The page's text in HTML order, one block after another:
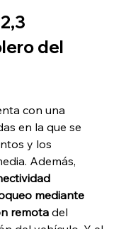
del
con una
en la que se
y los
Además,
mediante
remota del